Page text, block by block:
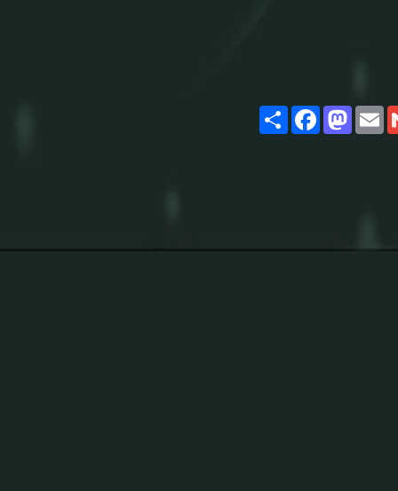
ShareFacebook